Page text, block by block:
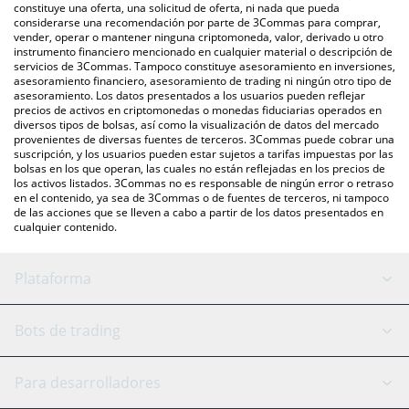
También puedes utilizar nuestra tabla de precios de Broge que
se encuentra arriba para verificar el último precio de Broge en
las principales monedas fiduciarias y criptomonedas.
constituye una oferta, una solicitud de oferta, ni nada que pueda
considerarse una recomendación por parte de 3Commas para comprar,
vender, operar o mantener ninguna criptomoneda, valor, derivado u otro
instrumento financiero mencionado en cualquier material o descripción de
servicios de 3Commas. Tampoco constituye asesoramiento en inversiones,
asesoramiento financiero, asesoramiento de trading ni ningún otro tipo de
asesoramiento. Los datos presentados a los usuarios pueden reflejar
precios de activos en criptomonedas o monedas fiduciarias operados en
diversos tipos de bolsas, así como la visualización de datos del mercado
provenientes de diversas fuentes de terceros. 3Commas puede cobrar una
suscripción, y los usuarios pueden estar sujetos a tarifas impuestas por las
bolsas en los que operan, las cuales no están reflejadas en los precios de
los activos listados. 3Commas no es responsable de ningún error o retraso
en el contenido, ya sea de 3Commas o de fuentes de terceros, ni tampoco
de las acciones que se lleven a cabo a partir de los datos presentados en
cualquier contenido.
Plataforma
Bot GRID
Bots de trading
Binance
Para desarrolladores